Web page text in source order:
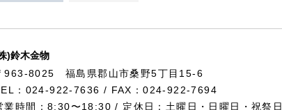
)鈴木金物
963-8025 福島県郡山市桑野5丁目15-6
：024-922-7636 / FAX：024-922-7694
業時間：8:30〜18:30 / 定休日：土曜日・日曜日・祝祭日